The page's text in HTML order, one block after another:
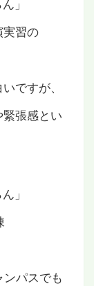
習の
ですが、
張感とい
パスでも